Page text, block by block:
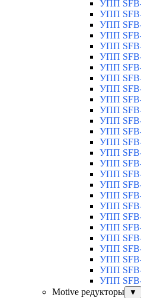
УПП
УПП
УПП
УПП
УПП
УПП
УПП
УПП
УПП
УПП
УПП
УПП
УПП SFB-
УПП SFB-
УПП SFB-
УПП
УПП
УПП
УПП SFB-
УПП SFB-
УПП SFB-
УПП
УПП
УПП
УПП SFB-
УПП SFB-
УПП SFB-
Motive редукторы
▼